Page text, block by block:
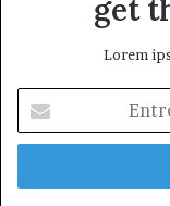
get
Lorem
votre
adresse